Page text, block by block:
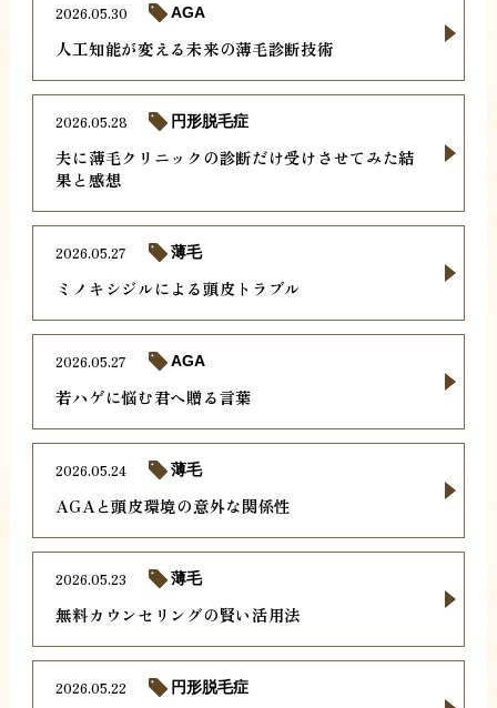
人工知能が変える未来の薄毛診断技術
2026.05.30 AGA
夫に薄毛クリニックの診断だけ受けさせてみた結
果と感想
2026.05.28 円形脱毛症
ミノキシジルによる頭皮トラブル
2026.05.27 薄毛
若ハゲに悩む君へ贈る言葉
2026.05.27 AGA
AGAと頭皮環境の意外な関係性
2026.05.24 薄毛
無料カウンセリングの賢い活用法
2026.05.23 薄毛
2026.05.22 円形脱毛症